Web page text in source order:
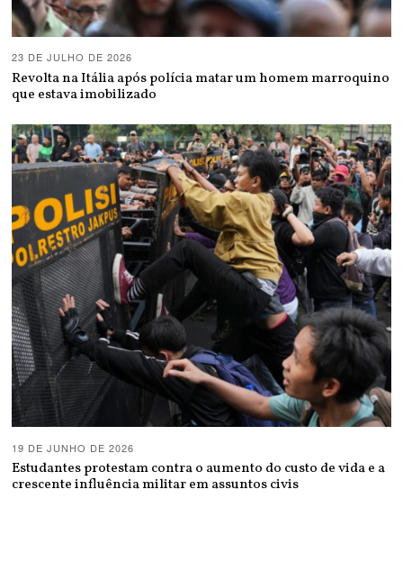
23 DE JULHO DE 2026
Revolta na Itália após polícia matar um homem marroquino
que estava imobilizado
19 DE JUNHO DE 2026
Estudantes protestam contra o aumento do custo de vida e a
crescente influência militar em assuntos civis